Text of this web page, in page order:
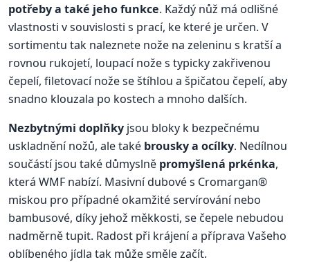
potřeby a také jeho funkce. Každý nůž má odlišné
vlastnosti v souvislosti s prací, ke které je určen. V
sortimentu tak naleznete nože na zeleninu s kratší a
rovnou rukojetí, loupací nože s typicky zakřivenou
čepelí, filetovací nože se štíhlou a špičatou čepelí, aby
snadno klouzala po kostech a mnoho dalších.
Nezbytnými doplňky jsou bloky k bezpečnému
uskladnění nožů, ale také brousky a ocílky. Nedílnou
součástí jsou také důmyslně promyšlená prkénka,
která WMF nabízí. Masivní dubové s Cromargan®
miskou pro případné okamžité servírování nebo
bambusové, díky jehož měkkosti, se čepele nebudou
nadměrně tupit. Radost při krájení a příprava Vašeho
oblíbeného jídla tak může směle začít.